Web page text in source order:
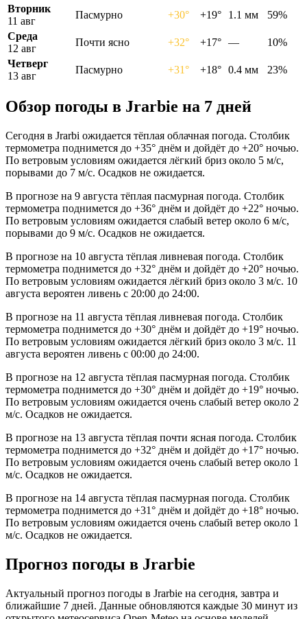
Вторник
11 авг
Пасмурно +30° +19° 1.1 мм
59%
Среда
12 авг
Почти ясно +32° +17° —
10%
Четверг
13 авг
Пасмурно +31° +18° 0.4 мм 23%
Обзор погоды в Jrarbiе на 7 дней
Сегодня в Jrarbi ожидается тёплая облачная погода. Столбик
термометра поднимется до +35° днём и дойдёт до +20° ночью.
По ветровым условиям ожидается лёгкий бриз около 5 м/с,
порывами до 7 м/с. Осадков не ожидается.
В прогнозе на 9 августа тёплая пасмурная погода. Столбик
термометра поднимется до +36° днём и дойдёт до +22° ночью.
По ветровым условиям ожидается слабый ветер около 6 м/с,
порывами до 9 м/с. Осадков не ожидается.
В прогнозе на 10 августа тёплая ливневая погода. Столбик
термометра поднимется до +32° днём и дойдёт до +20° ночью.
По ветровым условиям ожидается лёгкий бриз около 3 м/с. 10
августа вероятен ливень с 20:00 до 24:00.
В прогнозе на 11 августа тёплая ливневая погода. Столбик
термометра поднимется до +30° днём и дойдёт до +19° ночью.
По ветровым условиям ожидается лёгкий бриз около 3 м/с. 11
августа вероятен ливень с 00:00 до 24:00.
В прогнозе на 12 августа тёплая пасмурная погода. Столбик
термометра поднимется до +30° днём и дойдёт до +19° ночью.
По ветровым условиям ожидается очень слабый ветер около 2
м/с. Осадков не ожидается.
В прогнозе на 13 августа тёплая почти ясная погода. Столбик
термометра поднимется до +32° днём и дойдёт до +17° ночью.
По ветровым условиям ожидается очень слабый ветер около 1
м/с. Осадков не ожидается.
В прогнозе на 14 августа тёплая пасмурная погода. Столбик
термометра поднимется до +31° днём и дойдёт до +18° ночью.
По ветровым условиям ожидается очень слабый ветер около 1
м/с. Осадков не ожидается.
Прогноз погоды в Jrarbiе
Актуальный прогноз погоды в Jrarbiе на сегодня, завтра и
ближайшие 7 дней. Данные обновляются каждые 30 минут из